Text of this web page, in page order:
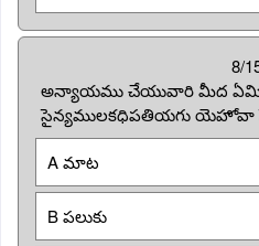
8/
అన్యాయము చేయువారి మీద ఏమి
సైన్యములకధిపతియగు యెహోవా
A మాట
B పలుకు